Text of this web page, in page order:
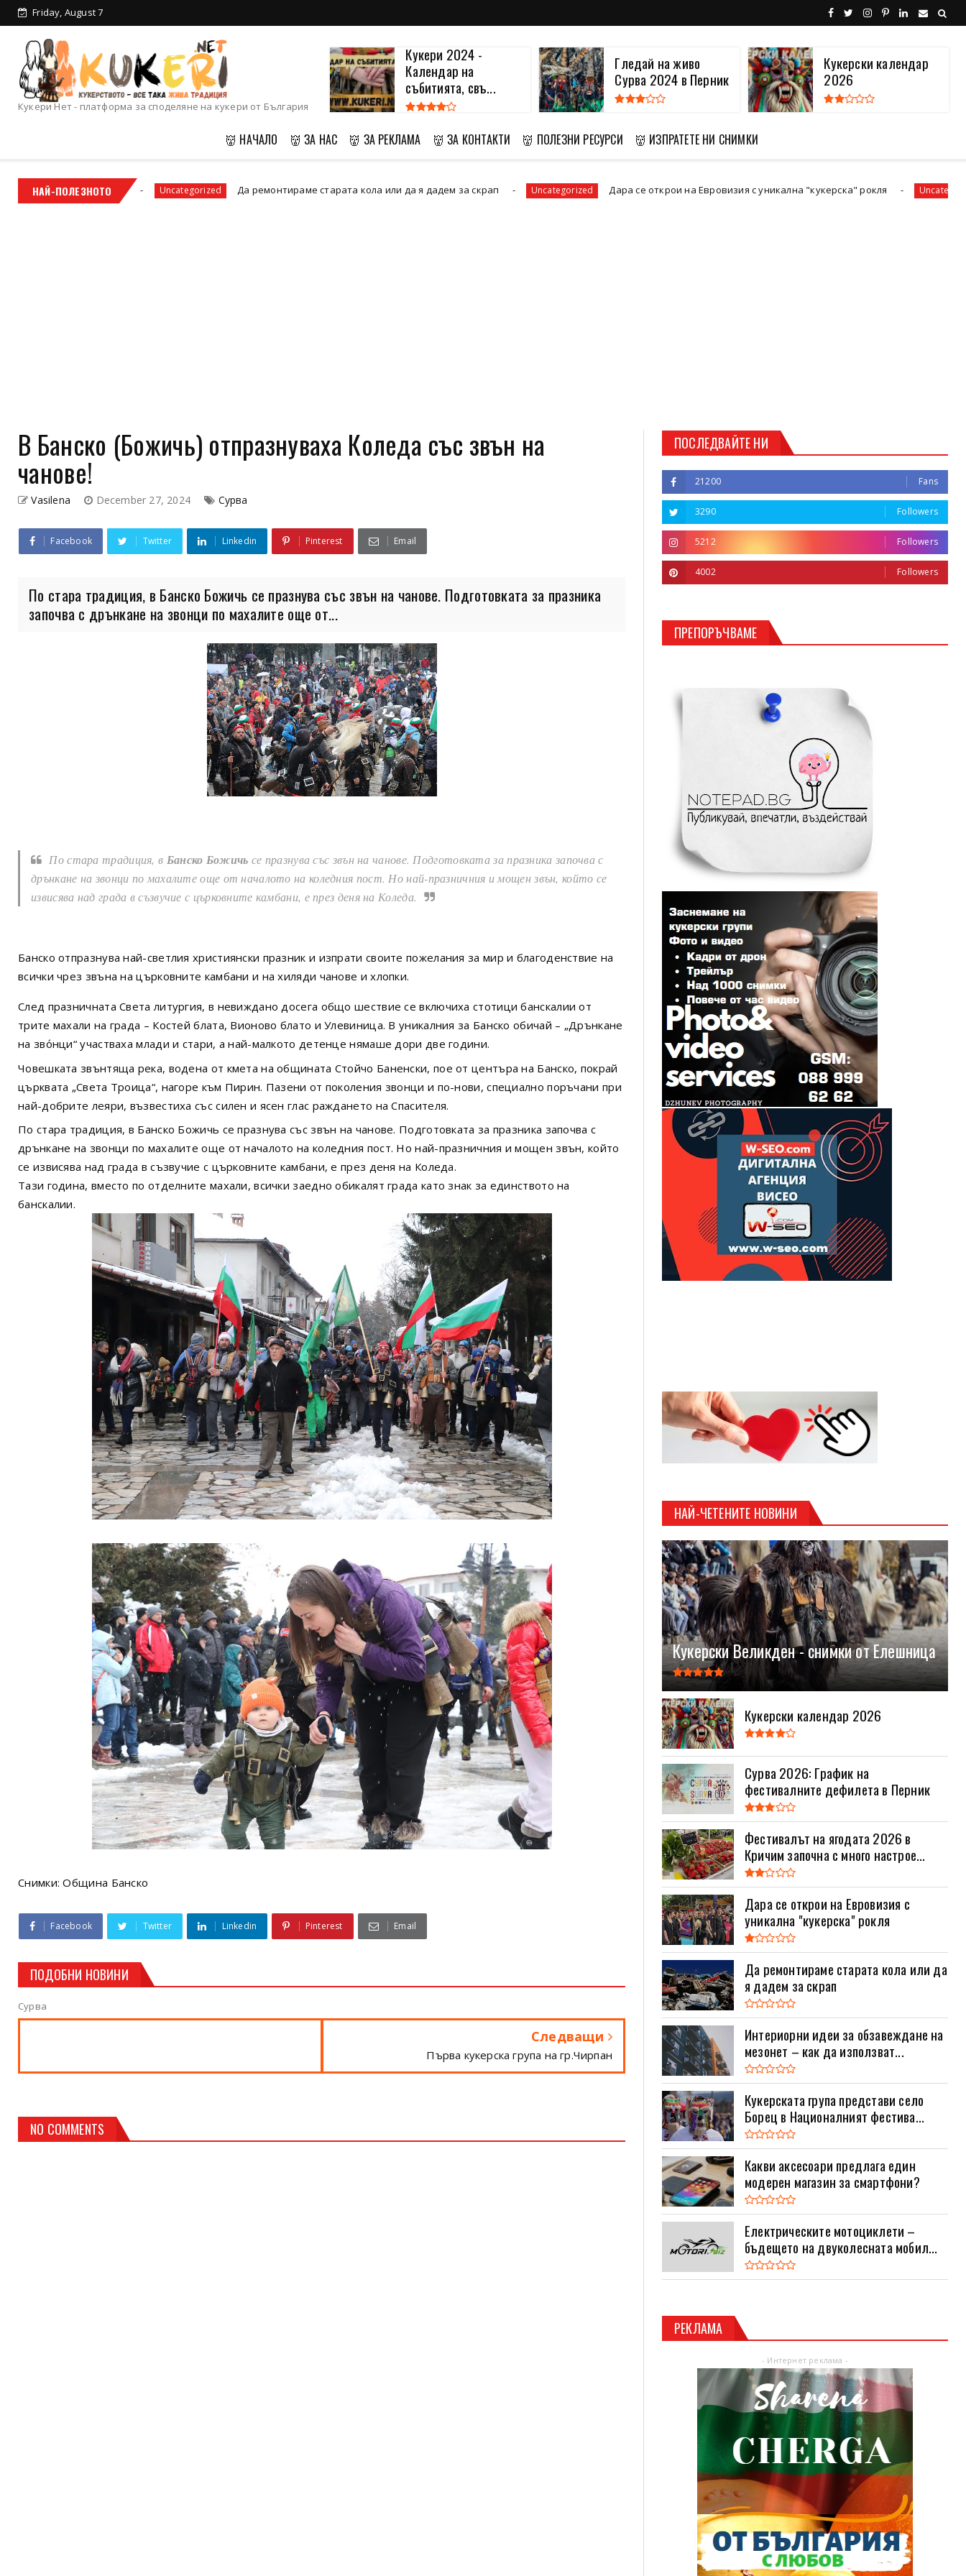
Friday, August 7
Кукери Нет - платформа за споделяне на кукери от България
Кукерски календар
2025
Кукери 2024 -
Календар на
събитията, свъ...
Гледай на живо
Сурва 2024 в Перник
Кукерски календар
2026
👹 НАЧАЛО 👹 ЗА НАС 👹 ЗА РЕКЛАМА 👹 ЗА КОНТАКТИ 👹 ПОЛЕЗНИ РЕСУРСИ 👹 ИЗПРАТЕТЕ НИ СНИМКИ
НАЙ-ПОЛЕЗНОТО
Uncategorized Да ремонтираме старата кола или да я дадем за скрап Uncategorized Дара се открои на Евровизия с уникална "кукерска" рокля Uncategorized
В Банско (Божичь) отпразнуваха Коледа със звън на
чанове!
Vasilena December 27, 2024 Сурва
Facebook Twitter Linkedin Pinterest Email
По стара традиция, в Банско Божичь се празнува със звън на чанове. Подготовката за празника
започва с дрънкане на звонци по махалите още от...
По стара традиция, в Банско Божичь се празнува със звън на чанове. Подготовката за празника започва с
дрънкане на звонци по махалите още от началото на коледния пост. Но най-празничния и мощен звън, който се
извисява над града в съзвучие с църковните камбани, е през деня на Коледа.
Банско отпразнува най-светлия християнски празник и изпрати своите пожелания за мир и благоденствие на
всички чрез звъна на църковните камбани и на хиляди чанове и хлопки.
След празничната Света литургия, в невиждано досега общо шествие се включиха стотици банскалии от
трите махали на града – Костей блата, Вионово блато и Улевиница. В уникалния за Банско обичай – „Дрънкане
на зво́нци“ участваха млади и стари, а най-малкото детенце нямаше дори две години.
Човешката звънтяща река, водена от кмета на общината Стойчо Баненски, пое от центъра на Банско, покрай
църквата „Света Троица“, нагоре към Пирин. Пазени от поколения звонци и по-нови, специално поръчани при
най-добрите леяри, възвестиха със силен и ясен глас раждането на Спасителя.
По стара традиция, в Банско Божичь се празнува със звън на чанове. Подготовката за празника започва с
дрънкане на звонци по махалите още от началото на коледния пост. Но най-празничния и мощен звън, който
се извисява над града в съзвучие с църковните камбани, е през деня на Коледа.
Тази година, вместо по отделните махали, всички заедно обикалят града като знак за единството на
банскалии.
Снимки: Община Банско
Facebook Twitter Linkedin Pinterest Email
ПОДОБНИ НОВИНИ
Сурва
Следващи
Първа кукерска група на гр.Чирпан
NO COMMENTS
ПОСЛЕДВАЙТЕ НИ
21200 Fans
3290 Followers
5212 Followers
4002 Followers
ПРЕПОРЪЧВАМЕ
НАЙ-ЧЕТЕНИТЕ НОВИНИ
Кукерски Великден - снимки от Елешница
Кукерски календар 2026
Сурва 2026: График на
фестивалните дефилета в Перник
Фестивалът на ягодата 2026 в
Кричим започна с много настрое...
Дара се открои на Евровизия с
уникална "кукерска" рокля
Да ремонтираме старата кола или да
я дадем за скрап
Интериорни идеи за обзавеждане на
мезонет – как да използват...
Кукерската група представи село
Борец в Националният фестива...
Какви аксесоари предлага един
модерен магазин за смартфони?
Електрическите мотоциклети –
бъдещето на двуколесната мобил...
РЕКЛАМА
- Интернет реклама -